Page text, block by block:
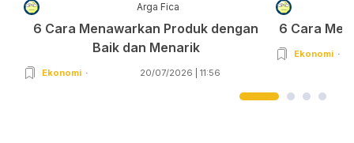
Arga Fica
6 Cara Menawarkan Produk dengan
Baik dan Menarik
Ekonomi 20/07/2026 | 11:56
6 Cara
Ekonomi